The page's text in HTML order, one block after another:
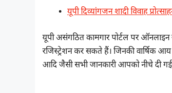
यूपी दिव्यांगजन शादी विवाह
यूपी असंगठित कामगार पोर्टल पर ऑनलाइन
रजिस्ट्रेशन कर सकते हैं। जिनकी वार्षिक आय
आदि जैसी सभी जानकारी आपको नीचे दी